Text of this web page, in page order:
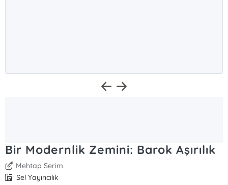
Bir Modernlik Zemini: Barok Aşırılık
Mehtap Serim
Sel Yayıncılık